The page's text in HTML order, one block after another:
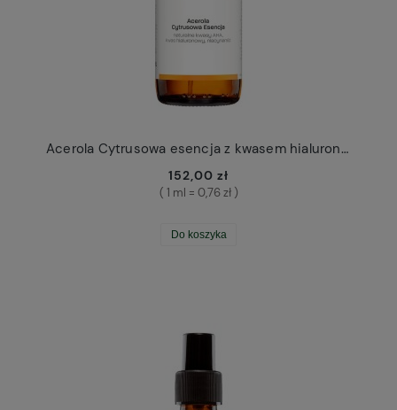
Acerola Cytrusowa esencja z kwasem hialuronowym Iossi 200ml
152,00 zł
( 1 ml = 0,76 zł )
Do koszyka